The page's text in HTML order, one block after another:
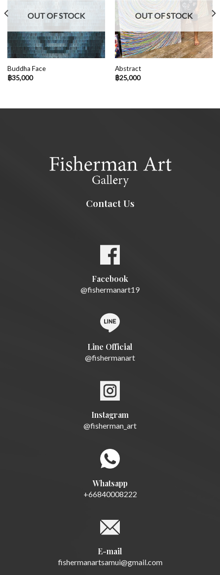
OUT OF STOCK
Buddha Face
฿35,000
OUT OF STOCK
Abstract
฿25,000
Contact Us
Facebook
@fishermanart19
Line Official
@fishermanart
Instagram
@fisherman_art
Whatsapp
+66840008222
E-mail
fishermanartsamui@gmail.com